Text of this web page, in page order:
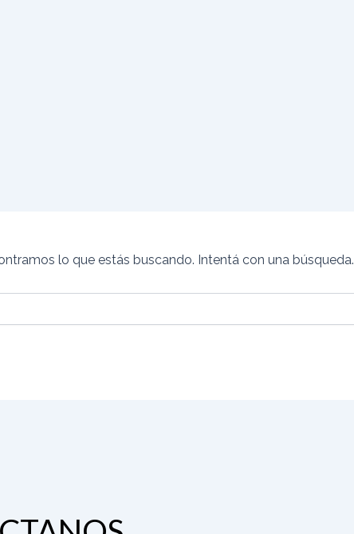
lo que estás buscando. Intentá con una búsqueda.